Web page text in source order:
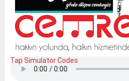
Tap Simulator Codes